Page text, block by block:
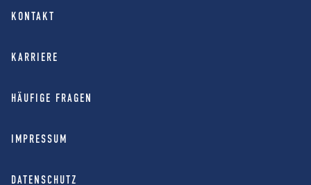
KONTAKT
KARRIERE
HÄUFIGE FRAGEN
IMPRESSUM
DATENSCHUTZ